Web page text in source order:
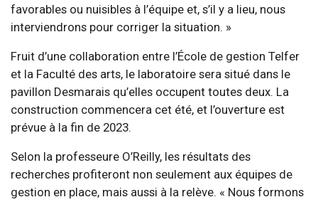
favorables ou nuisibles à l’équipe et, s’il y a lieu, nous
interviendrons pour corriger la situation. »
Fruit d’une collaboration entre l’École de gestion Telfer
et la Faculté des arts, le laboratoire sera situé dans le
pavillon Desmarais qu’elles occupent toutes deux. La
construction commencera cet été, et l’ouverture est
prévue à la fin de 2023.
Selon la professeure O’Reilly, les résultats des
recherches profiteront non seulement aux équipes de
gestion en place, mais aussi à la relève. « Nous formons